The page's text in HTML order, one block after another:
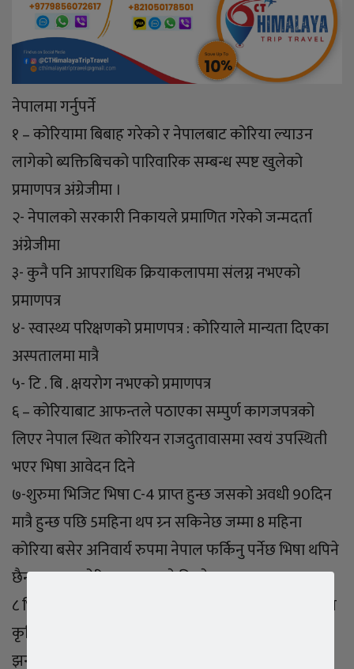
नेपालमा गर्नुपर्ने
१ – कोरियामा बिबाह गरेको र नेपालबाट कोरिया ल्याउन
लागेको ब्यक्तिबिचको पारिवारिक सम्बन्ध स्पष्ट खुलेको
प्रमाणपत्र अंग्रेजीमा ।
२- नेपालको सरकारी निकायले प्रमाणित गरेको जन्मदर्ता
अंग्रेजीमा
३- कुनै पनि आपराधिक क्रियाकलापमा संलग्न नभएको
प्रमाणपत्र
४- स्वास्थ्य परिक्षणको प्रमाणपत्र : कोरियाले मान्यता दिएका
अस्पतालमा मात्रै
५- टि . बि . क्षयरोग नभएको प्रमाणपत्र
६ – कोरियाबाट आफन्तले पठाएका सम्पुर्ण कागजपत्रको
लिएर नेपाल स्थित कोरियन राजदुतावासमा स्वयं उपस्थिती
भएर भिषा आवेदन दिने
७-शुरुमा भिजिट भिषा C-4 प्राप्त हुन्छ जसको अवधी 90दिन
मात्रै हुन्छ पछि 5महिना थप ग्र्न सकिनेछ जम्मा 8 महिना
कोरिया बसेर अनिवार्य रुपमा नेपाल फर्किनु पर्नेछ भिषा थपिने
छैन तर पुनः कोरिया आउन भने मिल्नेछ ।
८ भिषा प्राप्त गरेपछी जहाज चडेर सरररर कोरिया आउने अनि
कृषि , मत्स्य तथा पशुपालनको क्षेत्रमा काम गर्ने।
झन्झटिलो पनि सजिलो पनि दुबै छ है ।